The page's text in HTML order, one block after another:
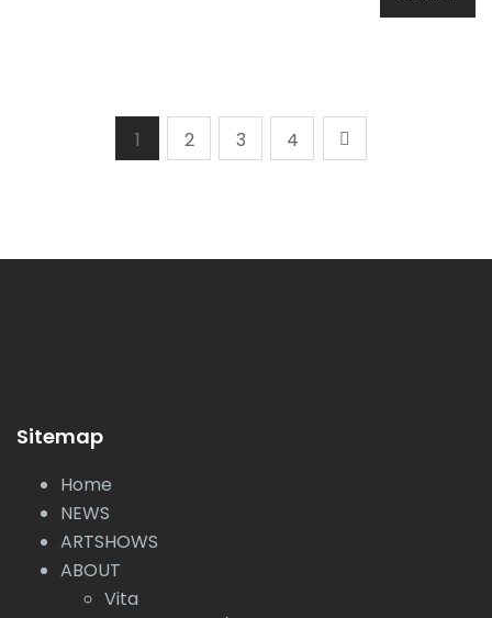
1 2 3 4
Sitemap
Home
NEWS
ARTSHOWS
ABOUT
Vita